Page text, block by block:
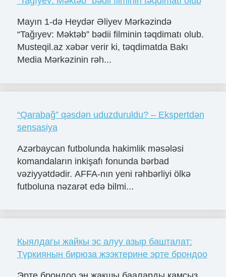
Mayın 1-də Heydər Əliyev Mərkəzində
“Tağıyev: Məktəb” bədii filminin təqdimatı olub.
Musteqil.az xəbər verir ki, təqdimatda Bakı
Media Mərkəzinin rəh...
“Qarabağ” qəsdən uduzduruldu? – Ekspertdən
sensasiya
Azərbaycan futbolunda hakimlik məsələsi
komandaların inkişafı fonunda bərbad
vəziyyətdədir. AFFA-nın yeni rəhbərliyi ölkə
futboluna nəzarət edə bilmi...
Кыялдагы жайкы эс алуу азыр башталат:
Түркиянын бирюза жээктерине эрте брондоо